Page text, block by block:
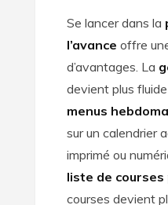
Se lancer dans la
l’avance offre
d’avantages. La
devient plus
menus
sur un calendrier
imprimé ou
liste de courses
courses devient